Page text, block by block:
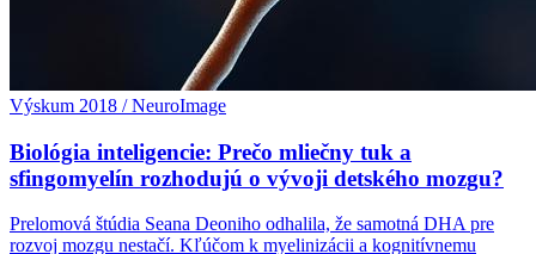
Výskum 2018 / NeuroImage
Biológia inteligencie: Prečo mliečny tuk a
sfingomyelín rozhodujú o vývoji detského mozgu?
Prelomová štúdia Seana Deoniho odhalila, že samotná DHA pre
rozvoj mozgu nestačí. Kľúčom k myelinizácii a kognitívnemu